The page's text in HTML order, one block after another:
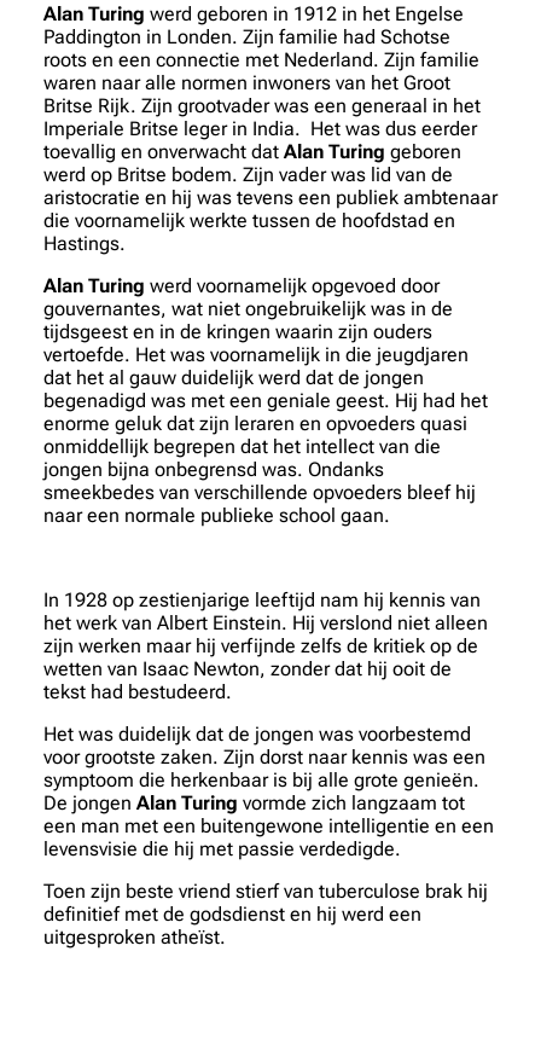
Alan Turing werd geboren in 1912 in het Engelse
Paddington in Londen. Zijn familie had Schotse
roots en een connectie met Nederland. Zijn familie
waren naar alle normen inwoners van het Groot
Britse Rijk. Zijn grootvader was een generaal in het
Imperiale Britse leger in India. Het was dus eerder
toevallig en onverwacht dat Alan Turing geboren
werd op Britse bodem. Zijn vader was lid van de
aristocratie en hij was tevens een publiek ambtenaar
die voornamelijk werkte tussen de hoofdstad en
Hastings.
Alan Turing werd voornamelijk opgevoed door
gouvernantes, wat niet ongebruikelijk was in de
tijdsgeest en in de kringen waarin zijn ouders
vertoefde. Het was voornamelijk in die jeugdjaren
dat het al gauw duidelijk werd dat de jongen
begenadigd was met een geniale geest. Hij had het
enorme geluk dat zijn leraren en opvoeders quasi
onmiddellijk begrepen dat het intellect van die
jongen bijna onbegrensd was. Ondanks
smeekbedes van verschillende opvoeders bleef hij
naar een normale publieke school gaan.
In 1928 op zestienjarige leeftijd nam hij kennis van
het werk van Albert Einstein. Hij verslond niet alleen
zijn werken maar hij verfijnde zelfs de kritiek op de
wetten van Isaac Newton, zonder dat hij ooit de
tekst had bestudeerd.
Het was duidelijk dat de jongen was voorbestemd
voor grootste zaken. Zijn dorst naar kennis was een
symptoom die herkenbaar is bij alle grote genieën.
De jongen Alan Turing vormde zich langzaam tot
een man met een buitengewone intelligentie en een
levensvisie die hij met passie verdedigde.
Toen zijn beste vriend stierf van tuberculose brak hij
definitief met de godsdienst en hij werd een
uitgesproken atheïst.